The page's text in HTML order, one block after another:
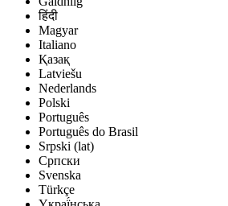
हिंदी
Magyar
Italiano
Қазақ
Latviešu
Nederlands
Polski
Português
Português do Brasil
Srpski (lat)
Српски
Svenska
Türkçe